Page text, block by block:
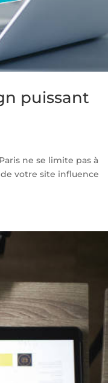
puissant
ne se limite pas à
votre site influence